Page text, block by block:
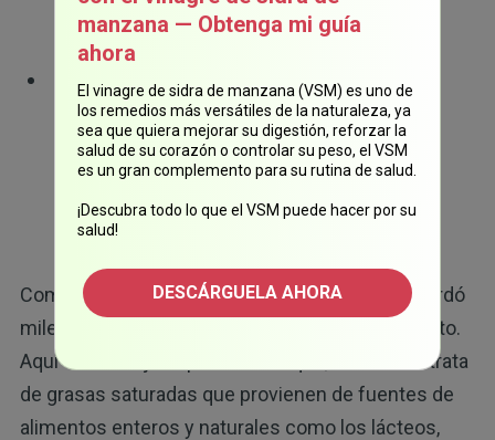
magra y menos grasa corporal 11
Los ácidos grasos saturados que se
encuentran en los productos lácteos
podrían mejorar el equilibrio energético, ya
que reducen la síntesis de grasas e
incrementan su oxidación 12
Como dijimos, la naturaleza no se equivoca, y tardó
miles de años en alcanzar este equilibrio perfecto.
Aquí el mensaje importante es que, cuando se trata
de grasas saturadas que provienen de fuentes de
alimentos enteros y naturales como los lácteos,
manzana — Obtenga mi guía
ahora
El vinagre de sidra de manzana (VSM) es uno de
los remedios más versátiles de la naturaleza, ya
sea que quiera mejorar su digestión, reforzar la
salud de su corazón o controlar su peso, el VSM
es un gran complemento para su rutina de salud.
¡Descubra todo lo que el VSM puede hacer por su
salud!
DESCÁRGUELA AHORA